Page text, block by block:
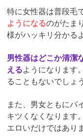
特に女性器は普段毛
ようになるのがたま
様がハッキリ分かる
男性器はどこか清潔
えるようになります
ることもないでしょう
また、男女ともにパ
キツくなくなります
エロいだけではあり